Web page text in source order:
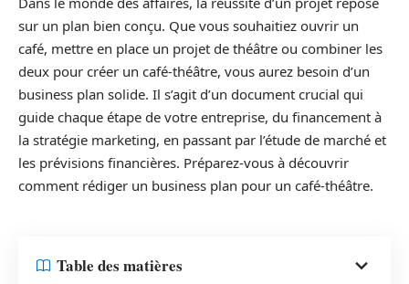
sur un plan bien conçu. Que vous souhaitiez ouvrir un
café, mettre en place un projet de théâtre ou combiner les
deux pour créer un café-théâtre, vous aurez besoin d’un
business plan solide. Il s’agit d’un document crucial qui
guide chaque étape de votre entreprise, du financement à
la stratégie marketing, en passant par l’étude de marché et
les prévisions financières. Préparez-vous à découvrir
comment rédiger un business plan pour un café-théâtre.
Table des matières